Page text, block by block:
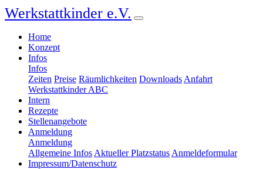
Werkstattkinder e.V.
Home
Konzept
Infos
Infos
Zeiten Preise Räumlichkeiten Downloads Anfahrt
Werkstattkinder ABC
Intern
Rezepte
Stellenangebote
Anmeldung
Anmeldung
Allgemeine Infos Aktueller Platzstatus Anmeldeformular
Impressum/Datenschutz